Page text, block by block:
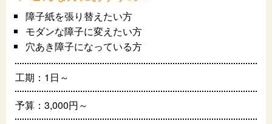
障子紙を張り替えたい方
モダンな障子に変えたい方
穴あき障子になっている方
工期：1日～
予算：3,000円～